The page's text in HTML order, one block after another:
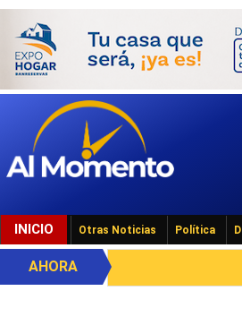
INICIO Otras Noticias Política
AHORA